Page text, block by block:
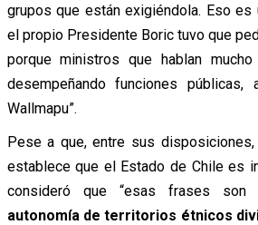
grupos que están exigiéndola. Eso es
el propio Presidente Boric tuvo que
porque ministros que hablan
desempeñando funciones
Wallmapu”.
Pese a que, entre sus disposiciones,
establece que el Estado de Chile es
consideró que “esas frases son
autonomía de territorios étnicos